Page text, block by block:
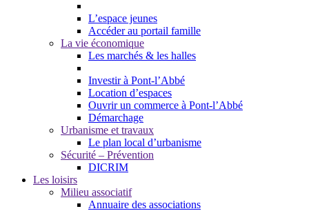
L’espace jeunes
Accéder au portail famille
La vie économique
Les marchés & les halles
Investir à Pont-l’Abbé
Location d’espaces
Ouvrir un commerce à Pont-l’Abbé
Démarchage
Urbanisme et travaux
Le plan local d’urbanisme
Sécurité – Prévention
DICRIM
Les loisirs
Milieu associatif
Annuaire des associations